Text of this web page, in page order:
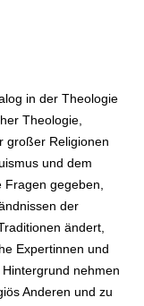
in der Theologie
Theologie,
großer Religionen
und dem
gegeben,
der
ändert,
Expertinnen und
nehmen
Anderen und zu